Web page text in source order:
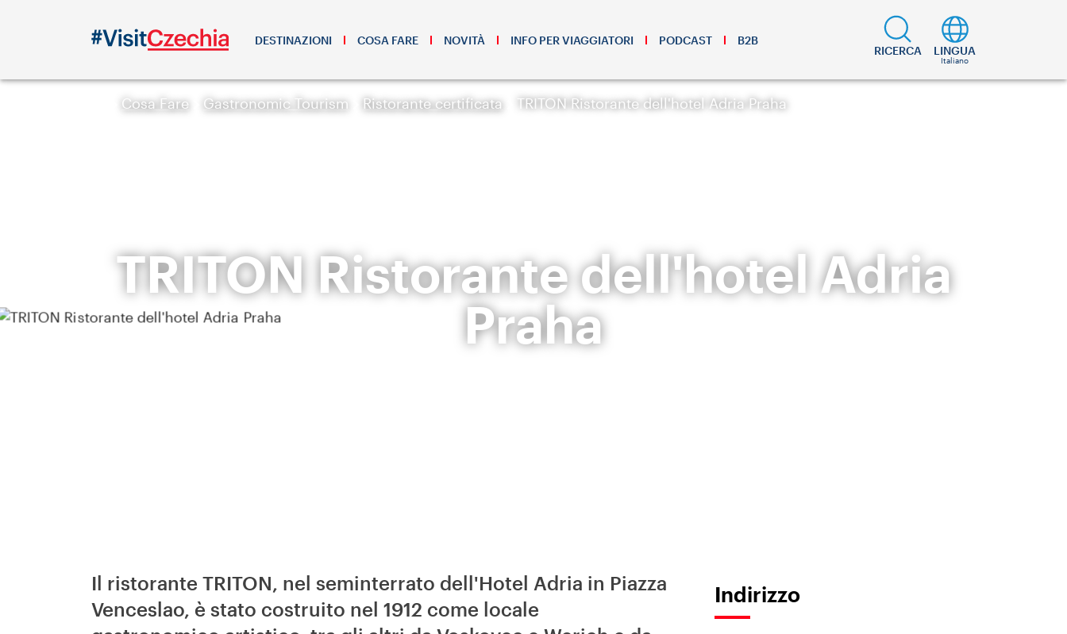
DESTINAZIONI COSA FARE NOVITÀ INFO PER VIAGGIATORI PODCAST B2B
RICERCA LINGUA
Italiano
Cosa Fare Gastronomic Tourism Ristorante certificata TRITON Ristorante dell'hotel Adria Praha
TRITON Ristorante dell'hotel Adria
Praha
Il ristorante TRITON, nel seminterrato dell'Hotel Adria in Piazza
Venceslao, è stato costruito nel 1912 come locale
Indirizzo